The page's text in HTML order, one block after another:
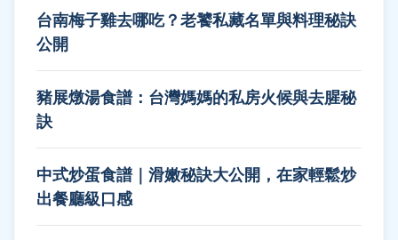
台南梅子雞去哪吃？老饕私藏名單與料理秘訣
公開
豬展燉湯食譜：台灣媽媽的私房火候與去腥秘
訣
中式炒蛋食譜｜滑嫩秘訣大公開，在家輕鬆炒
出餐廳級口感